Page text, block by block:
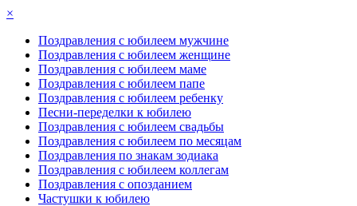
×
Поздравления с юбилеем мужчине
Поздравления с юбилеем женщине
Поздравления с юбилеем маме
Поздравления с юбилеем папе
Поздравления с юбилеем ребенку
Песни-переделки к юбилею
Поздравления с юбилеем свадьбы
Поздравления с юбилеем по месяцам
Поздравления по знакам зодиака
Поздравления с юбилеем коллегам
Поздравления с опозданием
Частушки к юбилею